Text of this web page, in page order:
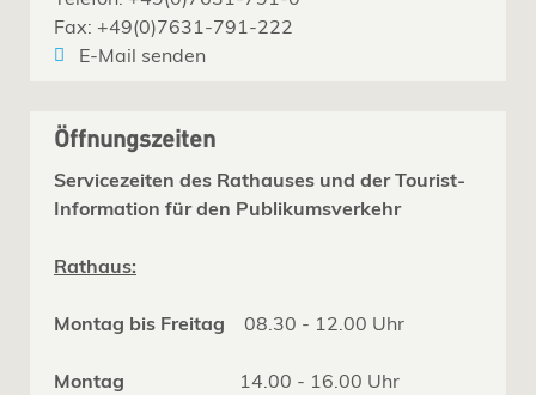
Fax: +49(0)7631-791-222
E-Mail senden
Öffnungszeiten
Servicezeiten des Rathauses und der Tourist-
Information für den Publikumsverkehr
Rathaus:
Montag bis Freitag 08.30 - 12.00 Uhr
Montag 14.00 - 16.00 Uhr